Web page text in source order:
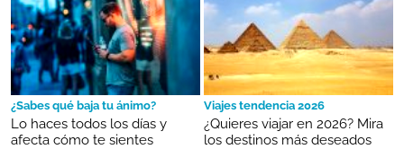
¿Sabes qué baja tu ánimo?
Lo haces todos los días y
afecta cómo te sientes
Viajes tendencia 2026
¿Quieres viajar en 2026? Mira
los destinos más deseados